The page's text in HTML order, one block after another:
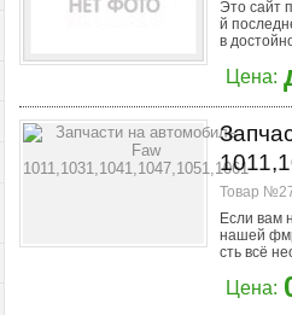
Это сайт
й
в
Цена:
Товар
Если вам
нашей
сть всё
Цена: